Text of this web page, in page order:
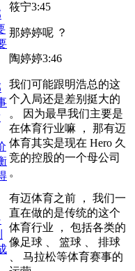
筱宁3:45
那婷婷呢 ？
陶婷婷3:46
我们可能跟明浩总的这
个入局还是差别挺大的
。 因为最早我们主要是
在体育行业嘛 ， 那有迈
体育其实是现在 Hero 久
竞的控股的一个母公司
。
有迈体育之前 ， 我们一
直在做的是传统的这个
体育行业 ， 包括各类的
像足球 、 篮球 、 排球
、 马拉松等体育赛事的